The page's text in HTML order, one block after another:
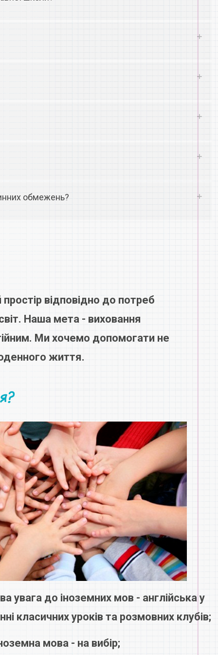
обмежень?
відповідно до потреб
Наша мета - виховання
Ми хочемо допомогати не
життя.
увага до іноземних мов - англійська у
класичних уроків та розмовних клубів;
мова - на вибір;